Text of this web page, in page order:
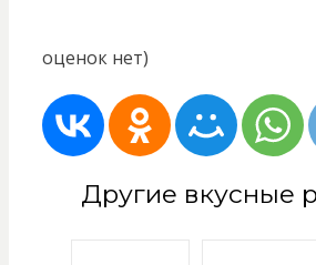
оценок нет)
Другие вкусные